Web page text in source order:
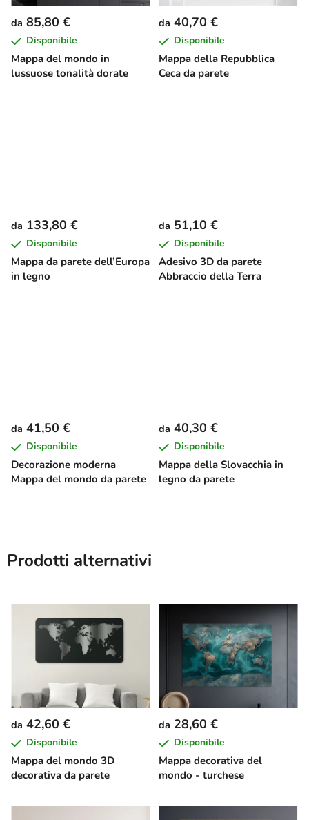
Mappa del mondo in
lussuose tonalità dorate
da 85,80 €
Disponibile
Mappa della Repubblica
Ceca da parete
da 40,70 €
Disponibile
Mappa da parete dell’Europa
in legno
da 133,80 €
Disponibile
Adesivo 3D da parete
Abbraccio della Terra
da 51,10 €
Disponibile
Decorazione moderna
Mappa del mondo da parete
da 41,50 €
Disponibile
Mappa della Slovacchia in
legno da parete
da 40,30 €
Disponibile
Prodotti alternativi
Mappa del mondo 3D
decorativa da parete
da 42,60 €
Disponibile
Mappa decorativa del
mondo - turchese
da 28,60 €
Disponibile